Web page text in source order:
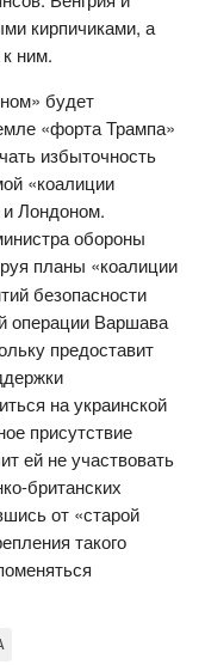
кирпичиками, а
ним.
будет
«форта Трампа»
избыточность
«коалиции
Лондоном.
обороны
планы «коалиции
безопасности
операции Варшава
предоставит
на украинской
присутствие
ей не участвовать
британских
от «старой
такого